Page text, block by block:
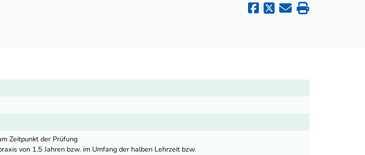
Zeitpunkt der Prüfung
von 1,5 Jahren bzw. im Umfang der halben Lehrzeit bzw.